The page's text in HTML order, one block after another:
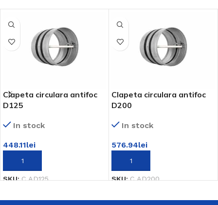
Clapeta circulara antifoc
D125
In stock
448.11lei
ADAUGĂ ÎN COȘ
SKU:C.AD125
Clapeta circulara antifoc
D200
In stock
576.94lei
ADAUGĂ ÎN COȘ
SKU:C.AD200